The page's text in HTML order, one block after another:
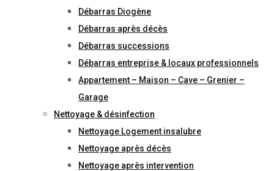
Débarras Diogène
Débarras après décès
Débarras successions
Débarras entreprise & locaux professionnels
Appartement – Maison – Cave – Grenier –
Garage
Nettoyage & désinfection
Nettoyage Logement insalubre
Nettoyage après décès
Nettoyage après intervention